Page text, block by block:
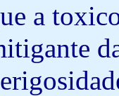
a